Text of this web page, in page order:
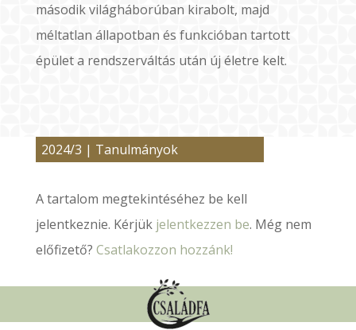
második világháborúban kirabolt, majd
méltatlan állapotban és funkcióban tartott
épület a rendszerváltás után új életre kelt.
2024/3 | Tanulmányok
A tartalom megtekintéséhez be kell
jelentkeznie. Kérjük jelentkezzen be. Még nem
előfizető? Csatlakozzon hozzánk!